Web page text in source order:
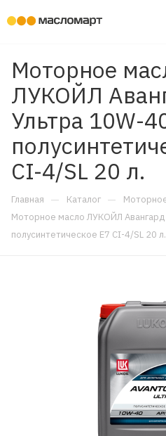
Моторное
ЛУКОЙЛ
Ультра 10W-
CI-4/SL 20 л.
Главная — Каталог —
Моторное масло ЛУКОЙЛ Авангард
полусинтетическое E7 CI-4/SL 20 л.